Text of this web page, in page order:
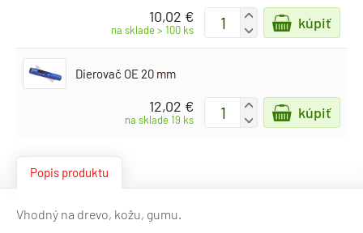
10,02 €
na sklade > 100 ks
+
-
kúpiť
Dierovač OE 20 mm
12,02 €
na sklade 19 ks
+
-
kúpiť
Popis produktu
Vhodný na drevo, kožu, gumu.